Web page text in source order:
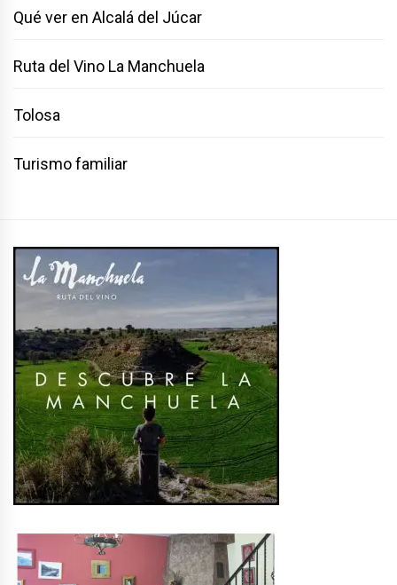
Qué ver en Alcalá del Júcar
Ruta del Vino La Manchuela
Tolosa
Turismo familiar